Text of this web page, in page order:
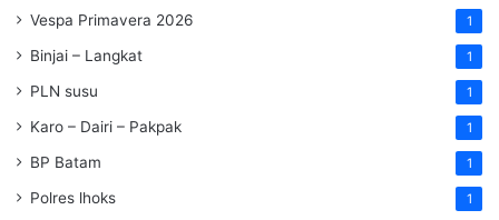
Vespa Primavera 2026 1
Binjai – Langkat 1
PLN susu 1
Karo – Dairi – Pakpak 1
BP Batam 1
Polres lhoks 1